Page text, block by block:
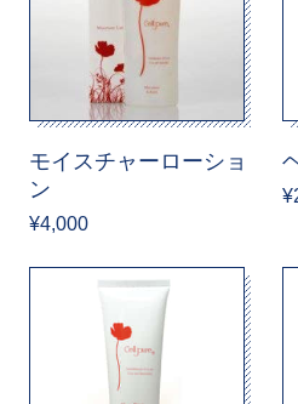
モイスチャーローショ
ン
¥4,000